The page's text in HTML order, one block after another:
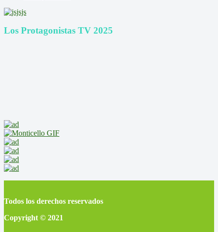
Los Protagonistas TV 2025
Todos los derechos reservados
Copyright © 2021